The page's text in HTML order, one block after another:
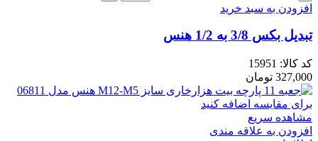
افزودن به سبد خرید
تبدیل بکس 3/8 به 1/2 هنس
کد کالا: 15951
327,000 تومان
برای مقایسه اضافه کنید
مشاهده سریع
افزودن به علاقه مندی